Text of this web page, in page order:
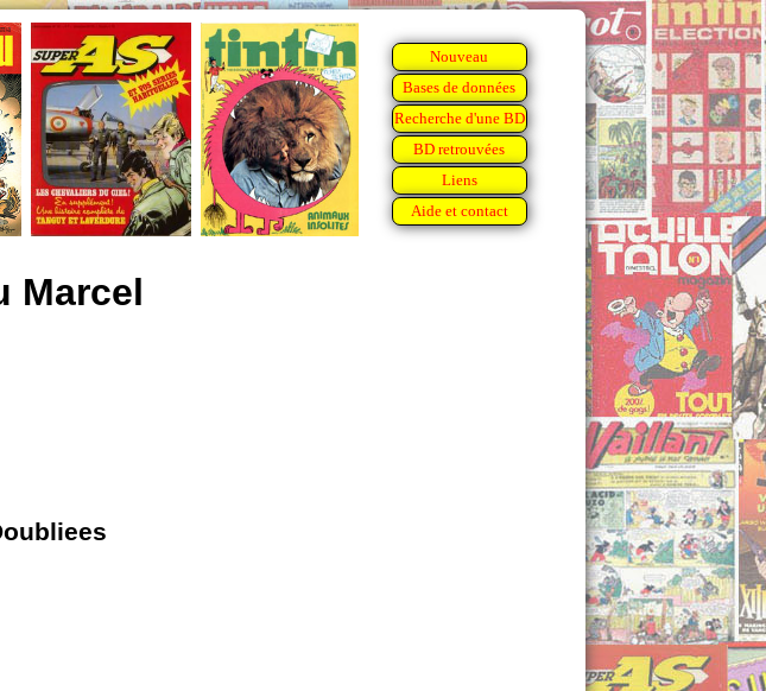
Nouveau
Bases de données
Recherche d'une BD
BD retrouvées
Liens
Aide et contact
Marcel